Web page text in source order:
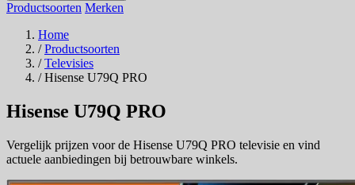
Productsoorten Merken
Home
/ Productsoorten
/ Televisies
/ Hisense U79Q PRO
Hisense U79Q PRO
Vergelijk prijzen voor de Hisense U79Q PRO televisie en vind
actuele aanbiedingen bij betrouwbare winkels.